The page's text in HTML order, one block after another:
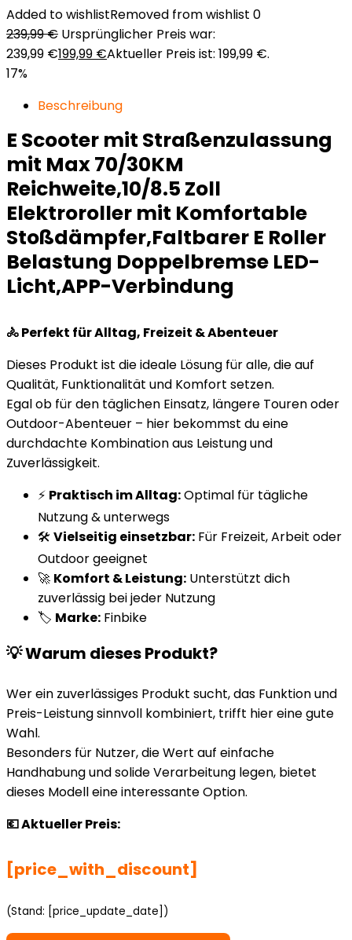
Added to wishlistRemoved from wishlist 0
239,99€ Ursprünglicher Preis war:
239,99 €199,99 €Aktueller Preis ist: 199,99 €.
17%
Beschreibung
E Scooter mit Straßenzulassung
mit Max 70/30KM
Reichweite,10/8.5 Zoll
Elektroroller mit Komfortable
Stoßdämpfer,Faltbarer E Roller
Belastung Doppelbremse LED-
Licht,APP-Verbindung
🚴 Perfekt für Alltag, Freizeit & Abenteuer
Dieses Produkt ist die ideale Lösung für alle, die auf
Qualität, Funktionalität und Komfort setzen.
Egal ob für den täglichen Einsatz, längere Touren oder
Outdoor-Abenteuer – hier bekommst du eine
durchdachte Kombination aus Leistung und
Zuverlässigkeit.
⚡ Praktisch im Alltag:Optimal für tägliche
Nutzung & unterwegs
🛠️ Vielseitig einsetzbar: Für Freizeit, Arbeit oder
Outdoor geeignet
🚀 Komfort & Leistung: Unterstützt dich
zuverlässig bei jeder Nutzung
🏷️ Marke: Finbike
💡 Warum dieses Produkt?
Wer ein zuverlässiges Produkt sucht, das Funktion und
Preis-Leistung sinnvoll kombiniert, trifft hier eine gute
Wahl.
Besonders für Nutzer, die Wert auf einfache
Handhabung und solide Verarbeitung legen, bietet
dieses Modell eine interessante Option.
💶 Aktueller Preis:
[price_with_discount]
(Stand: [price_update_date])